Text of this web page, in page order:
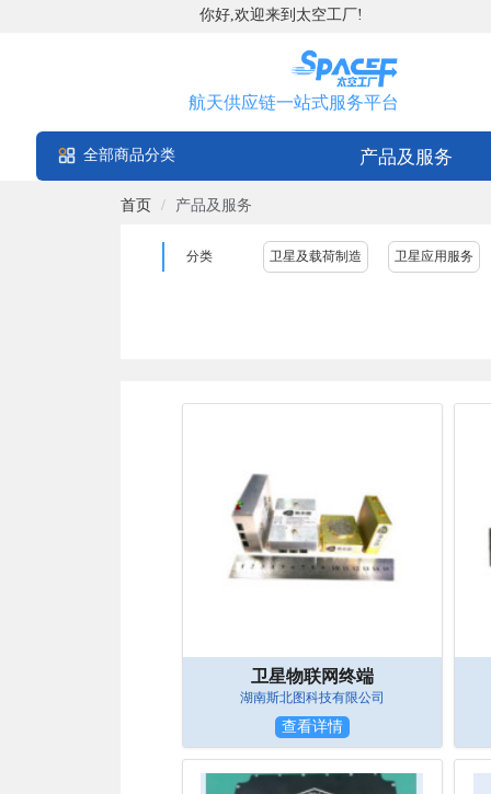
你好,欢迎来到太空工厂!
航天供应链一站式服务平台
全部商品分类 产品及服务
首页 / 产品及服务
分类 卫星及载荷制造 卫星应用服务
卫星物联网终端
湖南斯北图科技有限公司
查看详情